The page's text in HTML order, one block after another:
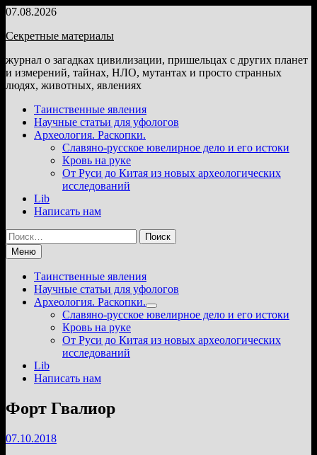
Перейти
содержимому
07.08.2026
Секретные материалы
журнал о загадках цивилизации, пришельцах с других планет
и измерений, тайнах, НЛО, мутантах и просто странных
людях, животных, явлениях
Таинственные явления
Научные статьи для уфологов
Археология. Раскопки.
Славяно-русское ювелирное дело и его истоки
Кровь на руке
От Руси до Китая из новых археологических
исследований
Lib
Написать нам
Найти:
Меню
Таинственные явления
Научные статьи для уфологов
Археология. Раскопки.
Показать
подменю
Славяно-русское ювелирное дело и его истоки
Кровь на руке
От Руси до Китая из новых археологических
исследований
Lib
Написать нам
Форт Гвалиор
07.10.2018